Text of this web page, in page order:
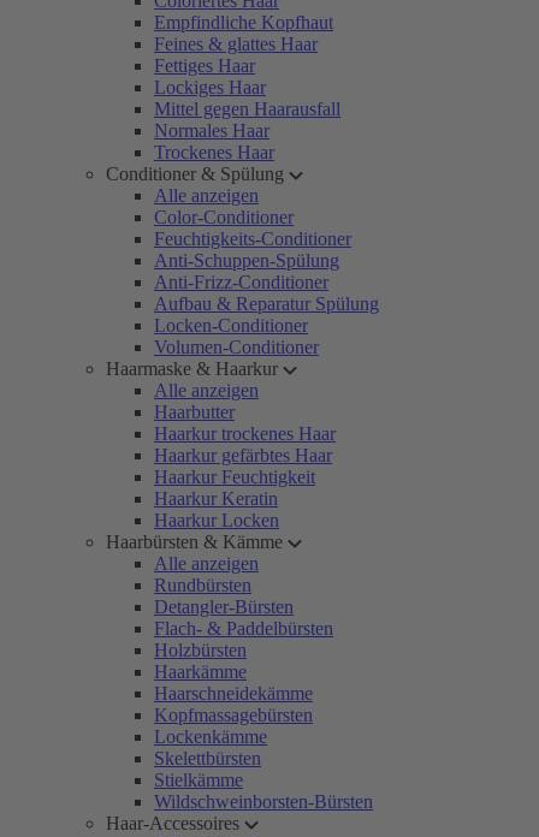
Empfindliche Kopfhaut
Feines & glattes Haar
Fettiges Haar
Lockiges Haar
Mittel gegen Haarausfall
Normales Haar
Trockenes Haar
Conditioner & Spülung
Alle anzeigen
Color-Conditioner
Feuchtigkeits-Conditioner
Anti-Schuppen-Spülung
Anti-Frizz-Conditioner
Aufbau & Reparatur Spülung
Locken-Conditioner
Volumen-Conditioner
Haarmaske & Haarkur
Alle anzeigen
Haarbutter
Haarkur trockenes Haar
Haarkur gefärbtes Haar
Haarkur Feuchtigkeit
Haarkur Keratin
Haarkur Locken
Haarbürsten & Kämme
Alle anzeigen
Rundbürsten
Detangler-Bürsten
Flach- & Paddelbürsten
Holzbürsten
Haarkämme
Haarschneidekämme
Kopfmassagebürsten
Lockenkämme
Skelettbürsten
Stielkämme
Wildschweinborsten-Bürsten
Haar-Accessoires